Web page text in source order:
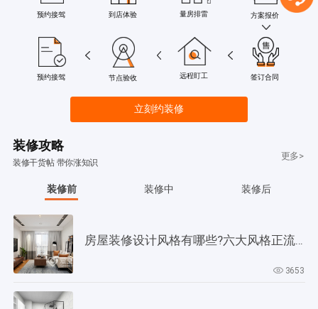
预约接驾 到店体验 量房排雷 方案报价
预约接驾 节点验收 远程盯工 签订合同
立刻约装修
装修攻略
装修干货帖 带你涨知识
更多>
装修前 装修中 装修后
房屋装修设计风格有哪些?六大风格正流行!
3653